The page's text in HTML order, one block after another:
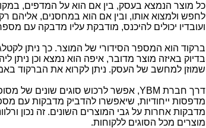
כל מוצר הנמצא בעסק, בין אם הוא על המדפים,
לחפש ולמצוא אותו, ובין אם הוא במחסנים, אליהם
ועובדיו יכולים להיכנס, מודבקת עליו מדבקה עם
ברקוד הוא המספר הסידורי של המוצר. כך ניתן
בדיוק באיזה מוצר מדובר, איפה הוא נמצא וכן ניתן
שמוזן למחשב של העסק. ניתן לקרוא את הברקוד
דרך חברת YBM, אפשר לרכוש סוגים שונים של
מדפסות ייחודיות, שיאפשרו להדביק מדבקות עם
מדבקות אחרות על גבי המוצרים השונים. זה נכון
מוצרים מכל הסוגים ללקוחות.